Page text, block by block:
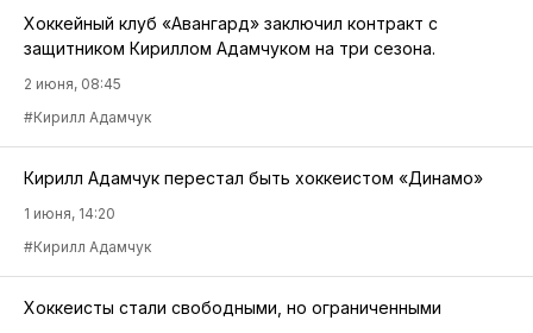
Хоккейный клуб «Авангард» заключил контракт с
защитником Кириллом Адамчуком на три сезона.
2 июня, 08:45
#Кирилл Адамчук
Кирилл Адамчук перестал быть хоккеистом «Динамо»
1 июня, 14:20
#Кирилл Адамчук
Хоккеисты стали свободными, но ограниченными